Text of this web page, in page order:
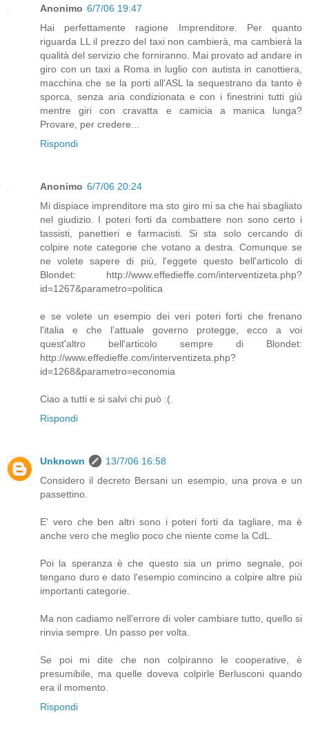
Anonimo 6/7/06 19:47
Hai perfettamente ragione Imprenditore. Per quanto
riguarda LL il prezzo del taxi non cambierà, ma cambierà la
qualità del servizio che forniranno. Mai provato ad andare in
giro con un taxi a Roma in luglio con autista in canottiera,
macchina che se la porti all'ASL la sequestrano da tanto è
sporca, senza aria condizionata e con i finestrini tutti giù
mentre giri con cravatta e camicia a manica lunga?
Provare, per credere...
Rispondi
Anonimo 6/7/06 20:24
Mi dispiace imprenditore ma sto giro mi sa che hai sbagliato
nel giudizio. I poteri forti da combattere non sono certo i
tassisti, panettieri e farmacisti. Si sta solo cercando di
colpire note categorie che votano a destra. Comunque se
ne volete sapere di più, l'eggete questo bell'articolo di
Blondet: http://www.effedieffe.com/interventizeta.php?
id=1267&parametro=politica
e se volete un esempio dei veri poteri forti che frenano
l'italia e che l'attuale governo protegge, ecco a voi
quest'altro bell'articolo sempre di Blondet:
http://www.effedieffe.com/interventizeta.php?
id=1268&parametro=economia
Ciao a tutti e si salvi chi può :(.
Rispondi
Unknown
13/7/06 16:58
Considero il decreto Bersani un esempio, una prova e un
passettino.
E' vero che ben altri sono i poteri forti da tagliare, ma è
anche vero che meglio poco che niente come la CdL.
Poi la speranza è che questo sia un primo segnale, poi
tengano duro e dato l'esempio comincino a colpire altre più
importanti categorie.
Ma non cadiamo nell'errore di voler cambiare tutto, quello si
rinvia sempre. Un passo per volta.
Se poi mi dite che non colpiranno le cooperative, è
presumibile, ma quelle doveva colpirle Berlusconi quando
era il momento.
Rispondi